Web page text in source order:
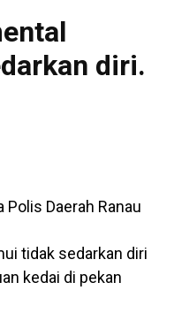
diri.
Daerah Ranau
tidak sedarkan diri
kedai di pekan